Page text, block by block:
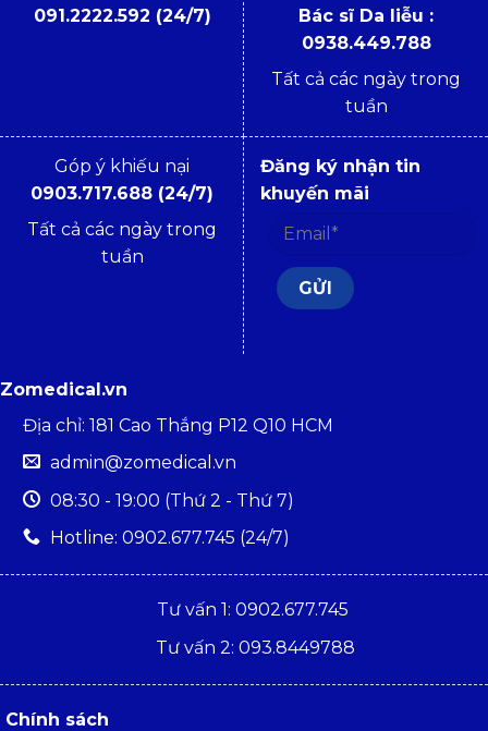
091.2222.592 (24/7)
Bác sĩ Da liễu :
0938.449.788
Tất cả các ngày trong
tuần
Góp ý khiếu nại
0903.717.688 (24/7)
Tất cả các ngày trong
tuần
Đăng ký nhận tin
khuyến mãi
Zomedical.vn
Địa chỉ: 181 Cao Thắng P12 Q10 HCM
admin@zomedical.vn
08:30 - 19:00 (Thứ 2 - Thứ 7)
Hotline: 0902.677.745 (24/7)
Tư vấn 1: 0902.677.745
Tư vấn 2: 093.8449788
Chính sách